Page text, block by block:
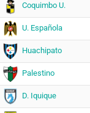
Coquimbo U.
U. Española
Huachipato
Palestino
D. Iquique